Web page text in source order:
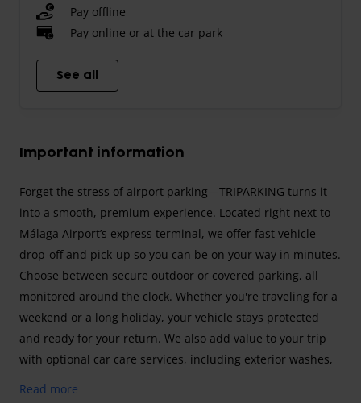
Pay offline
Pay online or at the car park
See all
Important information
Forget the stress of airport parking—TRIPARKING turns it
into a smooth, premium experience. Located right next to
Málaga Airport’s express terminal, we offer fast vehicle
drop-off and pick-up so you can be on your way in minutes.
Choose between secure outdoor or covered parking, all
monitored around the clock. Whether you're traveling for a
weekend or a long holiday, your vehicle stays protected
and ready for your return. We also add value to your trip
with optional car care services, including exterior washes,
Read more